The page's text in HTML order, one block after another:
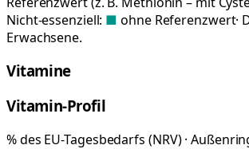
Nicht-essenziell: ■ ohne Referenzwert·
Erwachsene.
Vitamine
Vitamin-Profil
% des EU-Tagesbedarfs (NRV) ·